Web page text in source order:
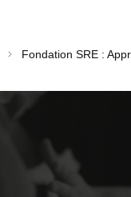
Fondation SRE :